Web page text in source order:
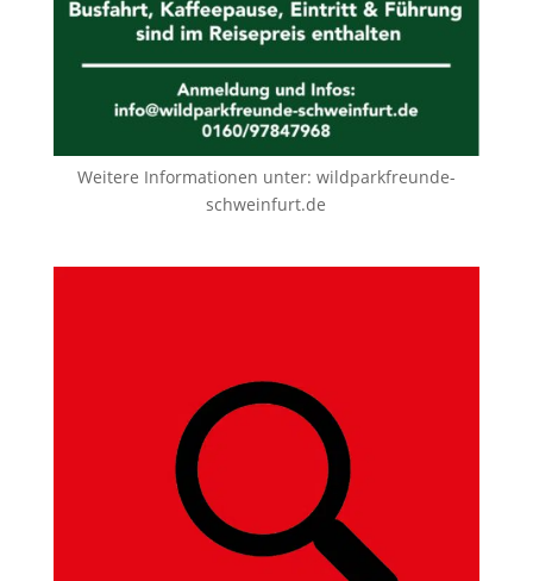
Weitere Informationen unter: wildparkfreunde-
schweinfurt.de